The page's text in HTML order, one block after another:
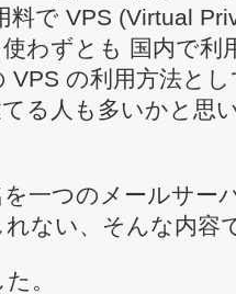
料で VPS (Virtual
わずとも 国内で利
VPS の利用方法と
る人も多いかと思
一つのメールサー
ない、そんな内容
。